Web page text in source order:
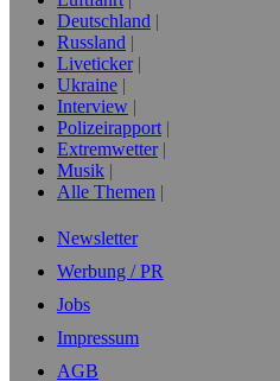
Deutschland
Russland
Liveticker
Ukraine
Interview
Polizeirapport
Extremwetter
Musik
Alle Themen
Newsletter
Werbung / PR
Jobs
Impressum
AGB